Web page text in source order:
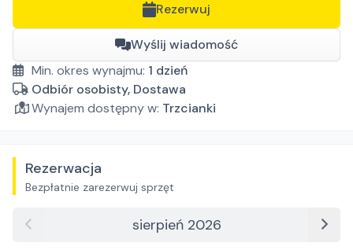
Rezerwuj
Wyślij wiadomość
Min. okres wynajmu: 1 dzień
Odbiór osobisty, Dostawa
Wynajem dostępny w: Trzcianki
Rezerwacja
Bezpłatnie zarezerwuj sprzęt
sierpień 2026